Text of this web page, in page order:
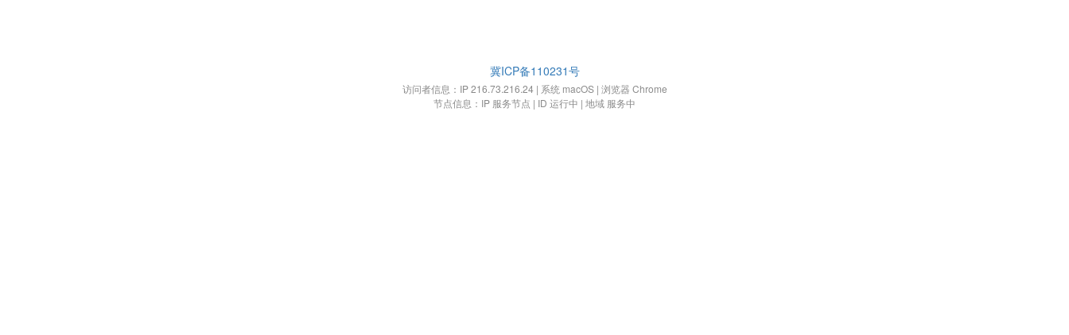
冀ICP备110231号
访问者信息：IP 216.73.216.24 | 系统 macOS | 浏览器 Chrome
节点信息：IP 服务节点 | ID 运行中 | 地域 服务中